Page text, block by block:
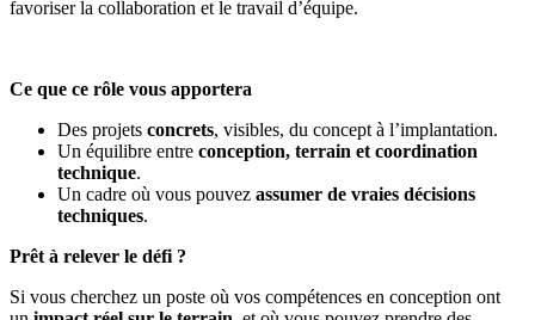
favoriser la collaboration et le travail d’équipe.
Ce que ce rôle vous apportera
Des projets concrets, visibles, du concept à l’implantation.
Un équilibre entre conception, terrain et coordination
technique.
Un cadre où vous pouvez assumer de vraies décisions
techniques.
Prêt à relever le défi ?
Si vous cherchez un poste où vos compétences en conception ont